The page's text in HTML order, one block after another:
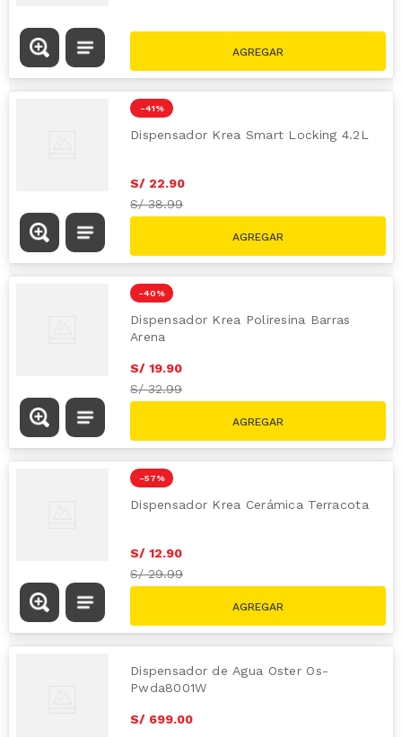
-41 %
Dispensador Krea Smart Locking 4.2L
S/ 22.90
S/38.99
-40 %
Dispensador Krea Poliresina Barras
Arena
S/ 19.90
S/32.99
-57 %
Dispensador Krea Cerámica Terracota
S/ 12.90
S/29.99
Dispensador de Agua Oster Os-
Pwda8001W
S/ 699.00